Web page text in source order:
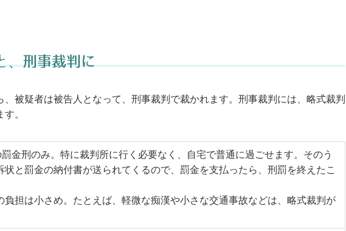
、刑事裁判に
、被疑者は被告人となって、刑事裁判で裁かれます。刑事裁判には、略式裁判
。
金刑のみ。特に裁判所に行く必要なく、自宅で普通に過ごせます。そのう
状と罰金の納付書が送られてくるので、罰金を支払ったら、刑罰を終えたこ
負担は小さめ。たとえば、軽微な痴漢や小さな交通事故などは、略式裁判が